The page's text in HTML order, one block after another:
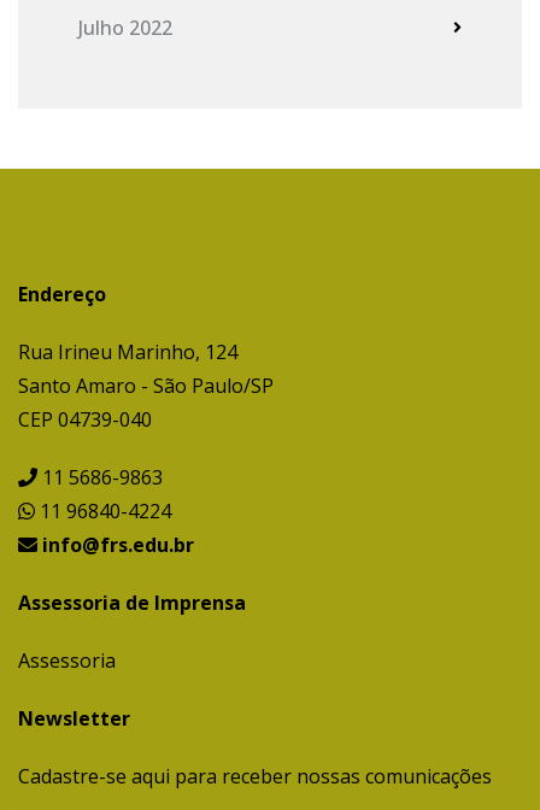
Julho 2022
Endereço
Rua Irineu Marinho, 124
Santo Amaro - São Paulo/SP
CEP 04739-040
11 5686-9863
11 96840-4224
info@frs.edu.br
Assessoria de Imprensa
Assessoria
Newsletter
Cadastre-se aqui para receber nossas comunicações